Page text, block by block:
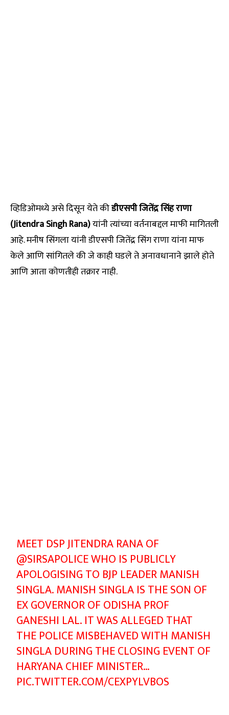
व्हिडिओमध्ये असे दिसून येते कीडीएसपी जितेंद्र सिंह राणा
(Jitendra Singh Rana)यांनी त्यांच्या वर्तनाबद्दल माफी मागितली
आहे. मनीष सिंगला यांनी डीएसपी जितेंद्र सिंग राणा यांना माफ
केले आणि सांगितले की जे काही घडले ते अनावधानाने झाले होते
आणि आता कोणतीही तक्रार नाही.
MEET DSP JITENDRA RANA OF
@SIRSAPOLICEWHO IS PUBLICLY
APOLOGISING TO BJP LEADER MANISH
SINGLA. MANISH SINGLA IS THE SON OF
EX GOVERNOR OF ODISHA PROF
GANESHI LAL. IT WAS ALLEGED THAT
THE POLICE MISBEHAVED WITH MANISH
SINGLA DURING THE CLOSING EVENT OF
HARYANA CHIEF MINISTER…
PIC.TWITTER.COM/CEXPYLVBOS